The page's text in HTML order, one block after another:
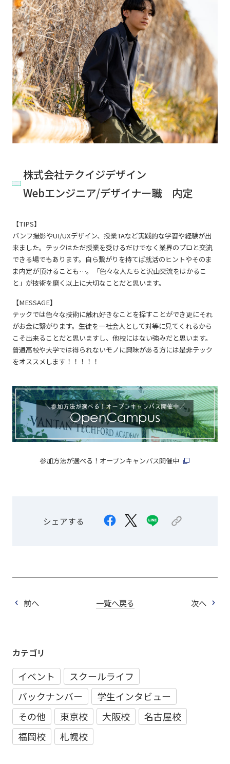
株式会社テクイジデザイン
Webエンジニア/デザイナー職 内定
【TIPS】
パンフ撮影やUI/UXデザイン、授業TAなど実践的な学習や経験が出
来ました。テックはただ授業を受けるだけでなく業界のプロと交流
できる場でもあります。自ら繋がりを持てば就活のヒントやそのま
ま内定が頂けることも…。「色々な人たちと沢山交流をはかるこ
と」が技術を磨く以上に大切なことだと思います。
【MESSAGE】
テックでは色々な技術に触れ好きなことを探すことができ更にそれ
がお金に繋がります。生徒を一社会人として対等に見てくれるから
こそ出来ることだと思いますし、他校にはない強みだと思います。
普通高校や大学では得られないモノに興味がある方には是非テック
をオススメします！！！！！
参加方法が選べる！オープンキャンパス開催中
シェアする
前へ 一覧へ戻る 次へ
カテゴリ
イベント
スクールライフ
バックナンバー
学生インタビュー
その他
東京校 大阪校
名古屋校
福岡校
札幌校